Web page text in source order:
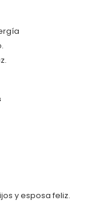
y esposa feliz.